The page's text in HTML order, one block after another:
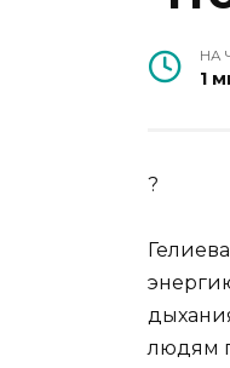
НА
1
?
людям